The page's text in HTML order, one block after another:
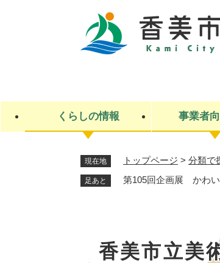
索
くらしの情報
ライフステージ 住民票・戸籍
事業者
産業振興
観光スポット・観光施設 イベント・お祭り
市政への参加
現在地 トップページ > 分類で
足あと 第105回企画展 かわ
香美市立美